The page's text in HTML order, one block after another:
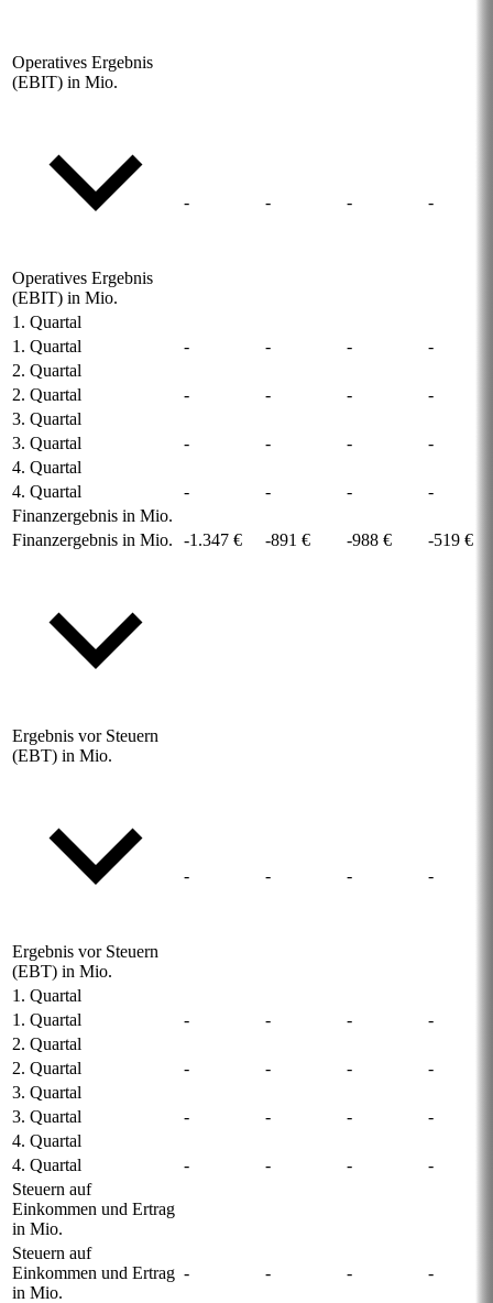
Operatives Ergebnis
(EBIT) in Mio.
Operatives Ergebnis
(EBIT) in Mio.
- - - -
1. Quartal
1. Quartal
- - -
-
2. Quartal
2. Quartal
- - -
-
3. Quartal
3. Quartal
- - -
-
4. Quartal
4. Quartal
- - -
-
Finanzergebnis in Mio.
Finanzergebnis in Mio.
-1.347 € -891 € -988 € -519 €
Ergebnis vor Steuern
(EBT) in Mio.
Ergebnis vor Steuern
(EBT) in Mio.
- - - -
1. Quartal
1. Quartal
- - -
-
2. Quartal
2. Quartal
- - -
-
3. Quartal
3. Quartal
- - -
-
4. Quartal
4. Quartal
- - -
-
Steuern auf
Einkommen und Ertrag
in Mio.
Steuern auf
Einkommen und Ertrag
in Mio.
- - - -